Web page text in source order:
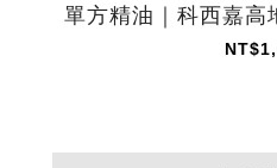
單方精油｜科西嘉高